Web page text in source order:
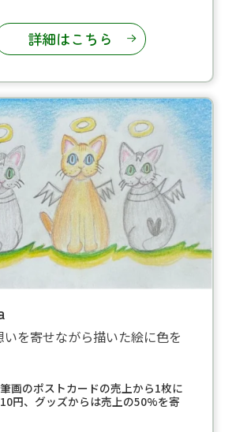
詳細はこちら
いを寄せながら描いた絵に色を
画のポストカードの売上から1枚に
円、グッズからは売上の50%を寄